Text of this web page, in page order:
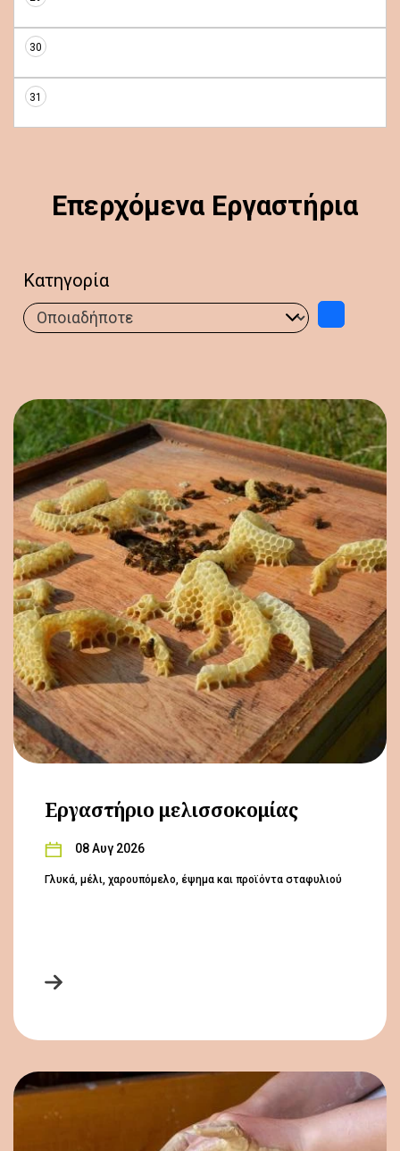
30
31
Επερχόμενα Εργαστήρια
Κατηγορία
Εργαστήριο μελισσοκομίας
08 Αυγ 2026
Γλυκά, μέλι, χαρουπόμελο, έψημα και προϊόντα σταφυλιού